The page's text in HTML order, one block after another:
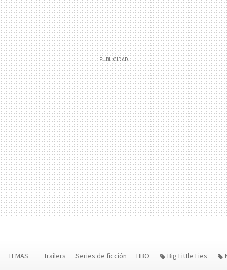
TEMAS Trailers Series de ficción HBO Big Little Lies